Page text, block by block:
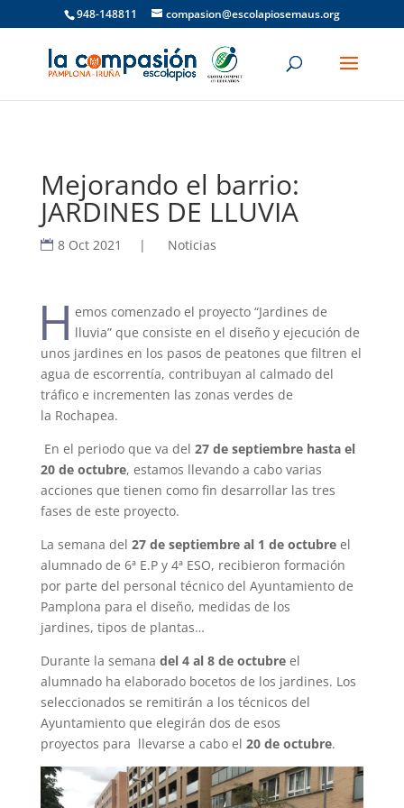
948-148811 compasion@escolapiosemaus.org
Mejorando el barrio:
JARDINES DE LLUVIA
8 Oct 2021 | Noticias
H emos comenzado el proyecto “Jardines de
lluvia” que consiste en el diseño y ejecución de
unos jardines en los pasos de peatones que filtren el
agua de escorrentía, contribuyan al calmado del
tráfico e incrementen las zonas verdes de
la Rochapea.
En el periodo que va del 27 de septiembre hasta el
20 de octubre, estamos llevando a cabo varias
acciones que tienen como fin desarrollar las tres
fases de este proyecto.
La semana del 27 de septiembre al 1 de octubreel
alumnado de 6ª E.P y 4ª ESO, recibieron formación
por parte del personal técnico del Ayuntamiento de
Pamplona para el diseño, medidas de los
jardines, tipos de plantas…
Durante la semana del 4 al 8 de octubre el
alumnado ha elaborado bocetos de los jardines. Los
seleccionados se remitirán a los técnicos del
Ayuntamiento que elegirán dos de esos
proyectos para llevarse a cabo el 20 de octubre.